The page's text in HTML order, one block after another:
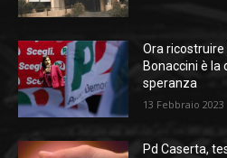
Ora
Bonaccini è la
speranza
13 Febbraio 2023
Pd Caserta,